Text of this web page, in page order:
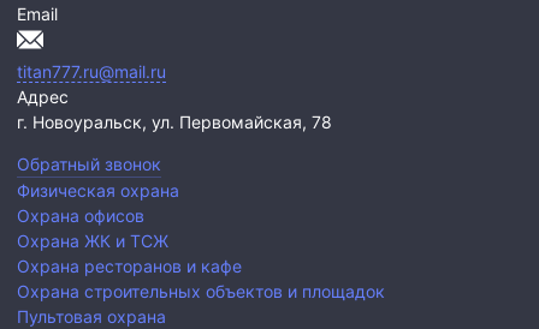
Email
titan777.ru@mail.ru
Адрес
г. Новоуральск, ул. Первомайская, 78
Обратный звонок
Физическая охрана
Охрана офисов
Охрана ЖК и ТСЖ
Охрана ресторанов и кафе
Охрана строительных объектов и площадок
Пультовая охрана